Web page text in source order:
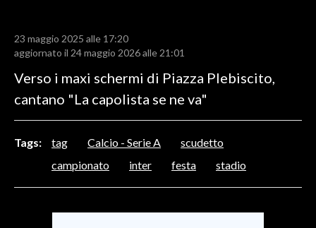
RISULTATI E CLASSIFICHE
CALCIO REGIONALE
BASKET
MOTORI
ALTRI SPORT
23 maggio 2025 alle 17:20
aggiornato il 24 maggio 2026 alle 21:01
Verso i maxi schermi di Piazza Plebiscito,
cantano "La capolista se ne va"
Tags: tag Calcio - Serie A
scudetto
campionato
inter festa stadio